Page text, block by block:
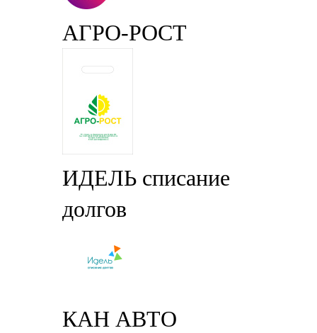
АГРО-РОСТ
ИДЕЛЬ списание
долгов
КАН АВТО